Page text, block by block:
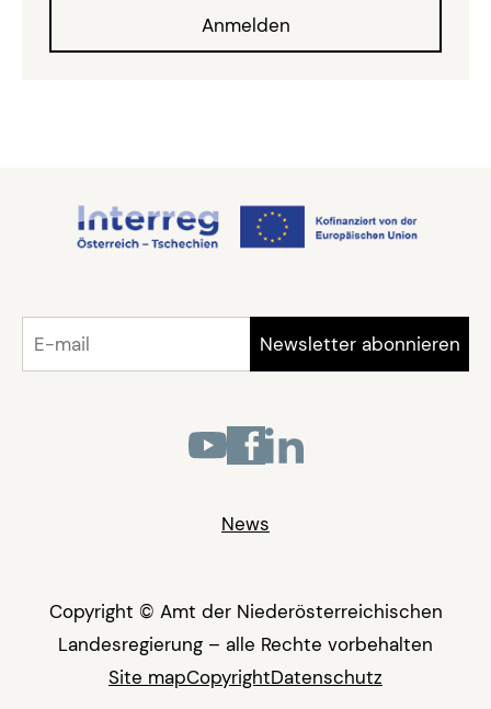
News
Copyright © Amt der Niederösterreichischen
Landesregierung – alle Rechte vorbehalten
Site mapCopyrightDatenschutz